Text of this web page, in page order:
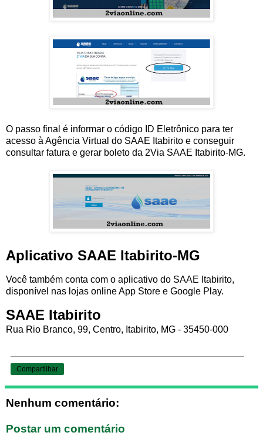
O passo final é informar o código ID Eletrônico para ter
acesso à Agência Virtual do SAAE Itabirito e conseguir
consultar fatura e gerar boleto da 2Via SAAE Itabirito-MG.
Aplicativo SAAE Itabirito-MG
Você também conta com o aplicativo do SAAE Itabirito,
disponível nas lojas online App Store e Google Play.
SAAE Itabirito
Rua Rio Branco, 99, Centro, Itabirito, MG - 35450-000
Compartilhar
Nenhum comentário:
Postar um comentário